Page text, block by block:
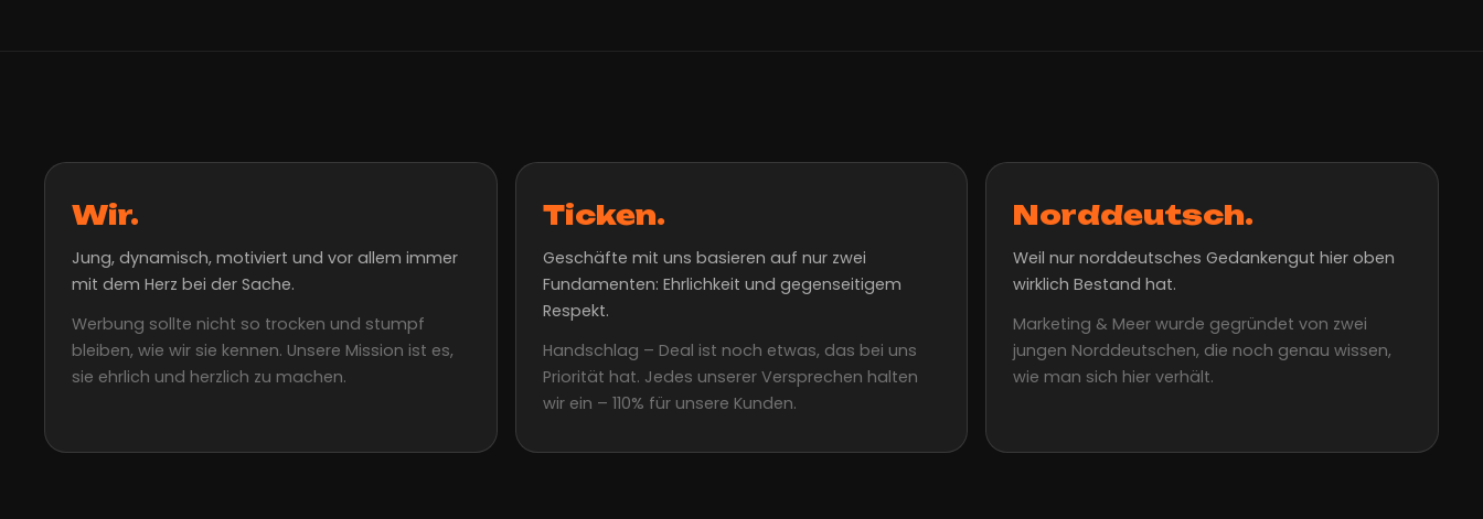
Wir.
Jung, dynamisch, motiviert und vor allem immer
mit dem Herz bei der Sache.
Werbung sollte nicht so trocken und stumpf
bleiben, wie wir sie kennen. Unsere Mission ist es,
sie ehrlich und herzlich zu machen.
Ticken.
Geschäfte mit uns basieren auf nur zwei
Fundamenten: Ehrlichkeit und gegenseitigem
Respekt.
Handschlag – Deal ist noch etwas, das bei uns
Priorität hat. Jedes unserer Versprechen halten
wir ein – 110% für unsere Kunden.
Norddeutsch.
Weil nur norddeutsches Gedankengut hier oben
wirklich Bestand hat.
Marketing & Meer wurde gegründet von zwei
jungen Norddeutschen, die noch genau wissen,
wie man sich hier verhält.